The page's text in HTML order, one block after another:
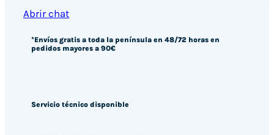
Abrir chat
*Envíos gratis a toda la península en 48/72 horas en
pedidos mayores a 90€
Servicio técnico disponible